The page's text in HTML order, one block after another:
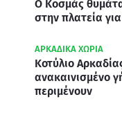
Ο Κοσμάς
στην πλατεία
ΑΡΚΑΔΙΚΑ ΧΩΡΙΑ
Κοτύλιο
ανακαινισμένο
περιμένουν